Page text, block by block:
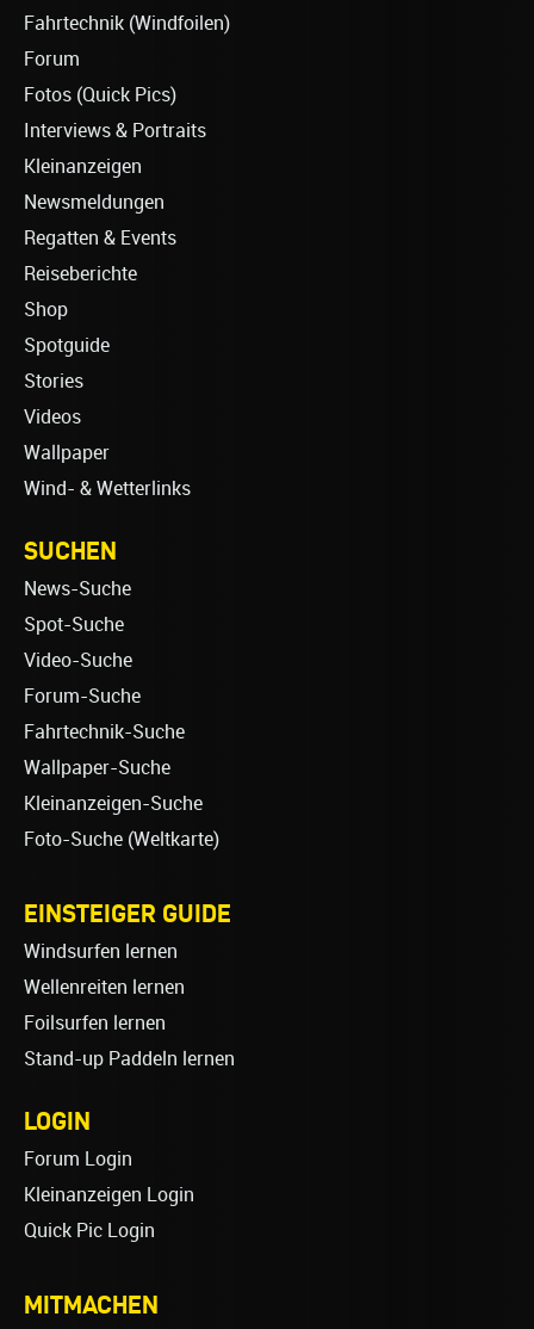
Fahrtechnik (Windfoilen)
Forum
Fotos (Quick Pics)
Interviews & Portraits
Kleinanzeigen
Newsmeldungen
Regatten & Events
Reiseberichte
Shop
Spotguide
Stories
Videos
Wallpaper
Wind- & Wetterlinks
SUCHEN
News-Suche
Spot-Suche
Video-Suche
Forum-Suche
Fahrtechnik-Suche
Wallpaper-Suche
Kleinanzeigen-Suche
Foto-Suche (Weltkarte)
EINSTEIGER GUIDE
Windsurfen lernen
Wellenreiten lernen
Foilsurfen lernen
Stand-up Paddeln lernen
LOGIN
Forum Login
Kleinanzeigen Login
Quick Pic Login
MITMACHEN